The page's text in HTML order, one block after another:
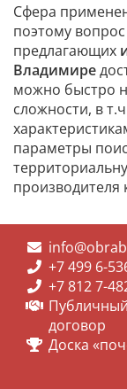
Сфера
поэтому
предлагающих
Владимире
можно быстро
сложности, в
параметры
производителя
+7 499 6-
+7 812 7-
Публичный
договор
Доска